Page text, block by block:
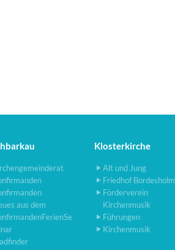
aus dem
Klosterkirche
Alt und Jung
Friedhof Bordesholm
Förderverein
Kirchenmusik
Führungen
Kirchenmusik